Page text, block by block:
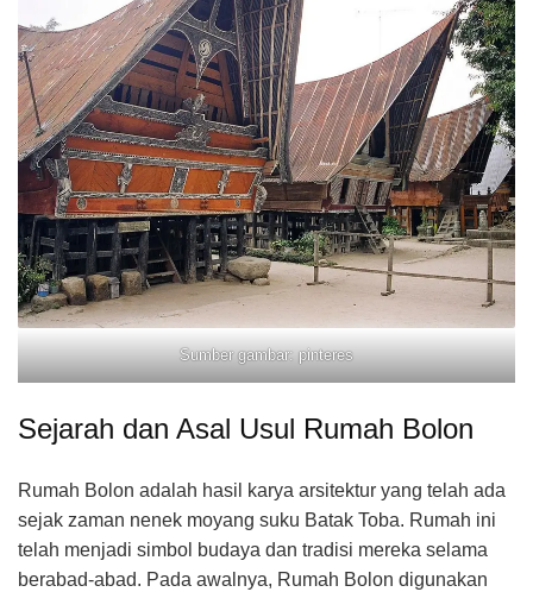
Sumber gambar: pinteres
Sejarah dan Asal Usul Rumah Bolon
Rumah Bolon adalah hasil karya arsitektur yang telah ada
sejak zaman nenek moyang suku Batak Toba. Rumah ini
telah menjadi simbol budaya dan tradisi mereka selama
berabad-abad. Pada awalnya, Rumah Bolon digunakan